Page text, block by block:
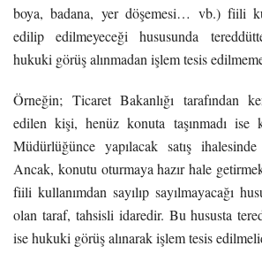
boya, badana, yer döşemesi… vb.) fiili
edilip edilmeyeceği hususunda
hukuki görüş alınmadan işlem tesis
Örneğin; Ticaret Bakanlığı tarafından
edilen kişi, henüz konuta taşınmadı
Müdürlüğünce yapılacak satış
Ancak, konutu oturmaya hazır hale
fiili kullanımdan sayılıp sayılmayacağı
olan taraf, tahsisli idaredir. Bu hususta
ise hukuki görüş alınarak işlem tesis